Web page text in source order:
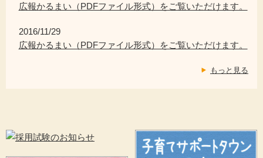
広報かるまい（PDFファイル形式）をご覧いただけます。
2016/11/29
広報かるまい（PDFファイル形式）をご覧いただけます。
もっと見る